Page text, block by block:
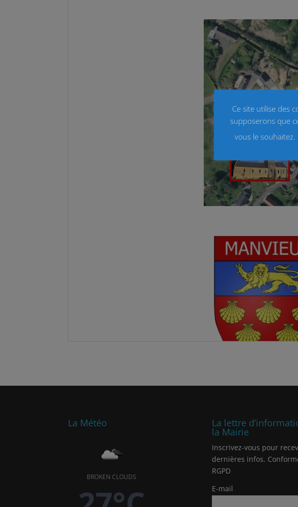
La Météo
BROKEN CLOUDS
La lettre
la Mairie
Inscrivez-vous pour
dernières infos.
RGPD
E-mail
Ce site utilise des
supposerons que
vous le souhaitez.